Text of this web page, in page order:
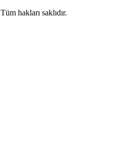
hakları saklıdır.